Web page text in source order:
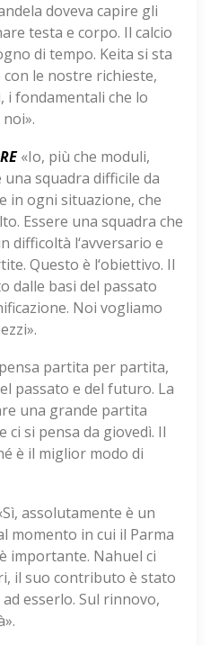
doveva capire gli
testa e corpo. Il calcio
di tempo. Keita si sta
le nostre richieste,
i fondamentali che lo
«Io, più che moduli,
squadra difficile da
in ogni situazione, che
Essere una squadra che
difficoltà l‘avversario e
Questo è l‘obiettivo. Il
dalle basi del passato
Noi vogliamo
partita per partita,
passato e del futuro. La
una grande partita
ci si pensa da giovedì. Il
è il miglior modo di
assolutamente è un
momento in cui il Parma
importante. Nahuel ci
il suo contributo è stato
esserlo. Sul rinnovo,